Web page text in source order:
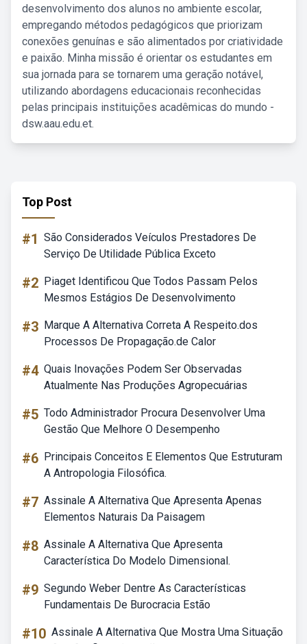
desenvolvimento dos alunos no ambiente escolar,
empregando métodos pedagógicos que priorizam
conexões genuínas e são alimentados por criatividade
e paixão. Minha missão é orientar os estudantes em
sua jornada para se tornarem uma geração notável,
utilizando abordagens educacionais reconhecidas
pelas principais instituições acadêmicas do mundo -
dsw.aau.edu.et.
Top Post
#1 São Considerados Veículos Prestadores De
Serviço De Utilidade Pública Exceto
#2 Piaget Identificou Que Todos Passam Pelos
Mesmos Estágios De Desenvolvimento
#3 Marque A Alternativa Correta A Respeito.dos
Processos De Propagação.de Calor
#4 Quais Inovações Podem Ser Observadas
Atualmente Nas Produções Agropecuárias
#5 Todo Administrador Procura Desenvolver Uma
Gestão Que Melhore O Desempenho
#6 Principais Conceitos E Elementos Que Estruturam
A Antropologia Filosófica.
#7 Assinale A Alternativa Que Apresenta Apenas
Elementos Naturais Da Paisagem
#8 Assinale A Alternativa Que Apresenta
Característica Do Modelo Dimensional.
#9 Segundo Weber Dentre As Características
Fundamentais De Burocracia Estão
#10 Assinale A Alternativa Que Mostra Uma Situação